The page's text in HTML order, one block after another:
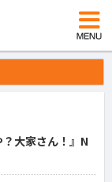
大家さん！』N